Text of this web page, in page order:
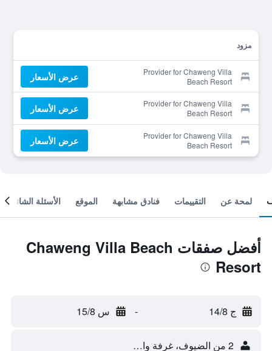
مزود
Provider for Chaweng Villa
Beach Resort
عرض الأسعار
Provider for Chaweng Villa
Beach Resort
عرض الأسعار
Provider for Chaweng Villa
Beach Resort
عرض الأسعار
لمحة عن التقييمات فنادق مشابهة الموقع الأسئلة الشائعة
أفضل صفقات Chaweng Villa Beach
Resort
ج 14/8 - س 15/8
2 من الضيوف، غرفة واحدة